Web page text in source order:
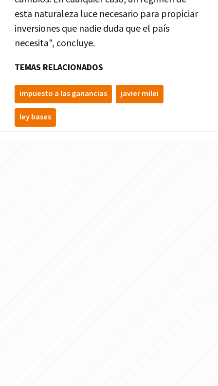
esta naturaleza luce necesario para propiciar
inversiones que nadie duda que el país
necesita", concluye.
TEMAS RELACIONADOS
impuesto a las ganancias javier milei
ley bases